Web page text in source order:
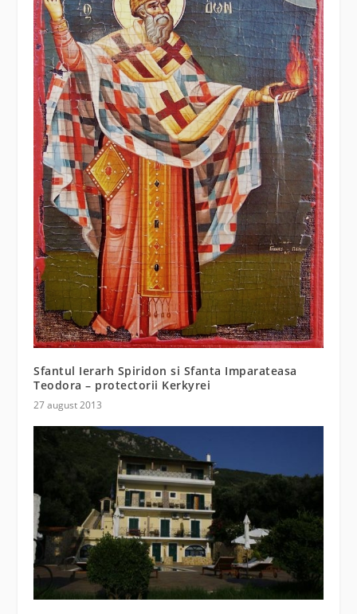
Sfantul Ierarh Spiridon si Sfanta Imparateasa
Teodora – protectorii Kerkyrei
27 august 2013